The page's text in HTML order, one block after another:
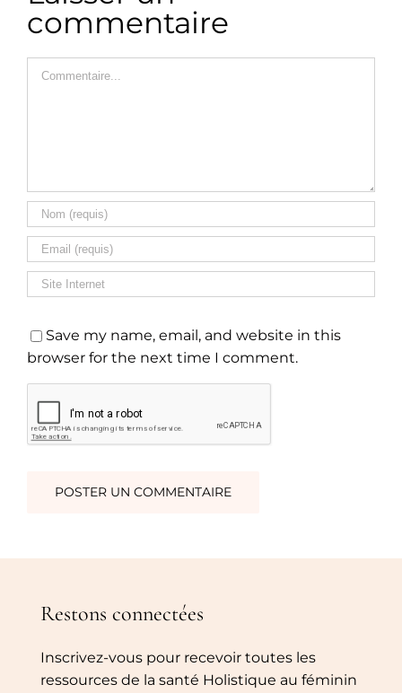
commentaire
Commentaire
Save my name, email, and website in this
browser for the next time I comment.
Restons connectées
Inscrivez-vous pour recevoir toutes les
ressources de la santé Holistique au féminin